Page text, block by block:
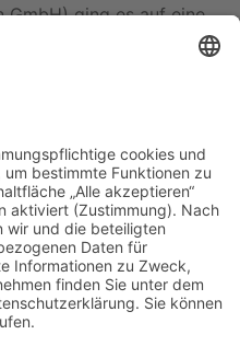
GmbH) ging es auf eine
, Reparatur- und
Datenschutzerklärung
Ziele
Im Rat